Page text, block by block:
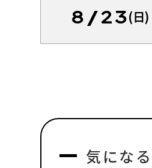
8/23(日)
気になる